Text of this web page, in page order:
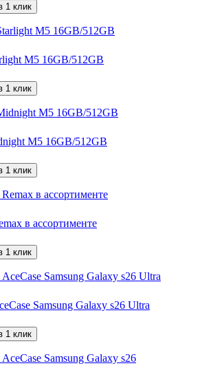
1 клик
M5 16GB/512GB
1 клик
M5 16GB/512GB
1 клик
в ассортименте
1 клик
Samsung Galaxy s26 Ultra
1 клик